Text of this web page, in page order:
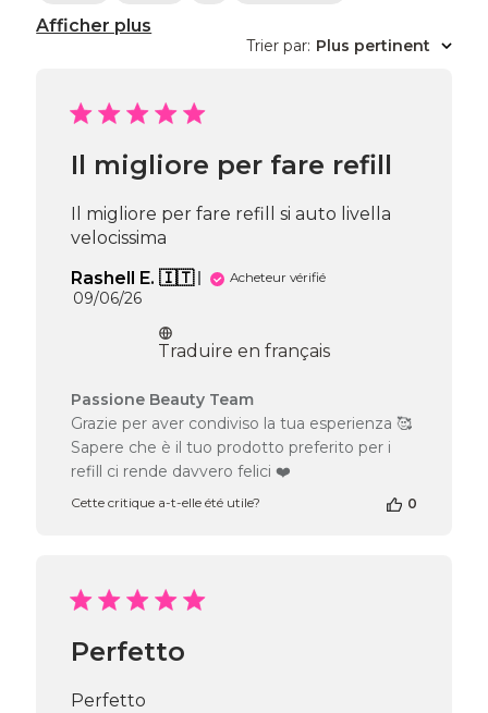
Afficher plus
Trier par: Plus pertinent
Il migliore per fare refill
Il migliore per fare refill si auto livella
velocissima
Rashell E. 🇮🇹
Acheteur vérifié
Date
publication
09/06/26
Traduire en français
Commentaires
du
propriétaire
de
la
boutique
Passione Beauty Team
Grazie per aver condiviso la tua esperienza 🥰
Sapere che è il tuo prodotto preferito per i
refill ci rende davvero felici ❤️
Cette critique a-t-elle été utile? 0
Perfetto
Perfetto